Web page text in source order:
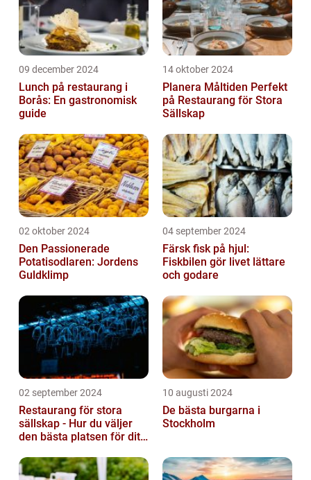
09 december 2024
Lunch på restaurang i
Borås: En gastronomisk
guide
14 oktober 2024
Planera Måltiden Perfekt
på Restaurang för Stora
Sällskap
02 oktober 2024
Den Passionerade
Potatisodlaren: Jordens
Guldklimp
04 september 2024
Färsk fisk på hjul:
Fiskbilen gör livet lättare
och godare
02 september 2024
Restaurang för stora
sällskap - Hur du väljer
den bästa platsen för ditt
10 augusti 2024
De bästa burgarna i
Stockholm